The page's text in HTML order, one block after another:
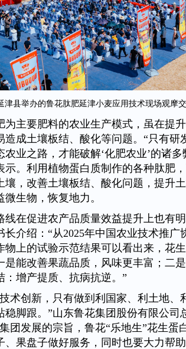
津县举办的鲁花肽肥延津小麦应用技术现场观摩
为主要肥料的农业生产模式，虽在提
造成土壤板结、酸化等问题。“只有研
农业之路，才能破解‘化肥农业’的诸
示。利用植物蛋白质制作的各种肽肥
壤，改善土壤板结、酸化问题，提升
生物，恢复地力。
线在促进农产品质量效益提升上也有
长介绍：“从2025年中国农业技术推广
物上的试验示范结果可以看出来，花
是能改善果蔬品质，风味更丰富；二
：增产提质、抗病抗逆。”
术创新，只有做到利国家、利土地、
稳脚跟。”山东鲁花集团股份有限公司
团发展的宗旨，鲁花“乐地生”花生蛋
、果盘子做好服务，同时也要大力帮